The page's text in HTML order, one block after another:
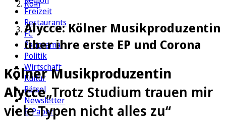
Freizeit
Restaurants
FC
Panorama
Politik
Wirtschaft
Kultur
Rätsel
Newsletter
E-Paper
Köln
Alycce: Kölner Musikproduzentin
über ihre erste EP und Corona
Kölner Musikproduzentin
Alycce„Trotz Studium trauen mir
viele Typen nicht alles zu“